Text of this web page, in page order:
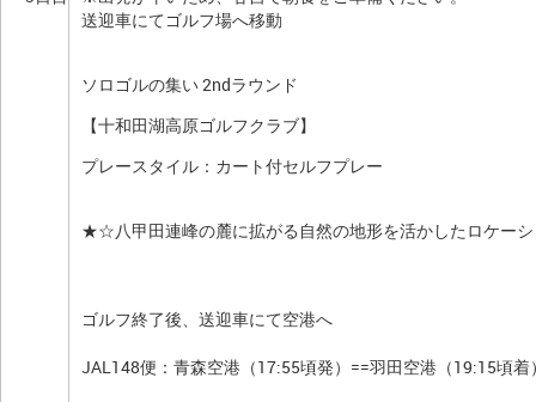
送迎車にてゴルフ場へ移動
ソロゴルの集い 2ndラウンド
【十和田湖高原ゴルフクラブ】
プレースタイル：カート付セルフプレー
★☆八甲田連峰の麓に拡がる自然の地形を活かしたロケー
ゴルフ終了後、送迎車にて空港へ
JAL148便：青森空港（17:55頃発）==羽田空港（19:15頃着